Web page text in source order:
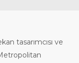
tasarımcısı ve